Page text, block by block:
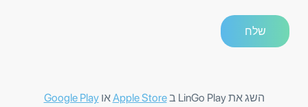
השג את LinGo Play ב Apple StoreאוGoogle Play